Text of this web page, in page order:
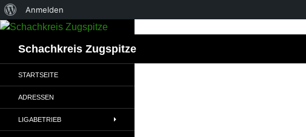
Über
WordPress
Anmelden
Zum
springenSchachkreis Zugspitze
STARTSEITE
ADRESSEN
LIGABETRIEB